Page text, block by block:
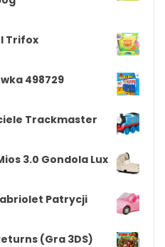
Trifox
498729
Trackmaster
3.0 Gondola Lux
Patrycji
(Gra 3DS)